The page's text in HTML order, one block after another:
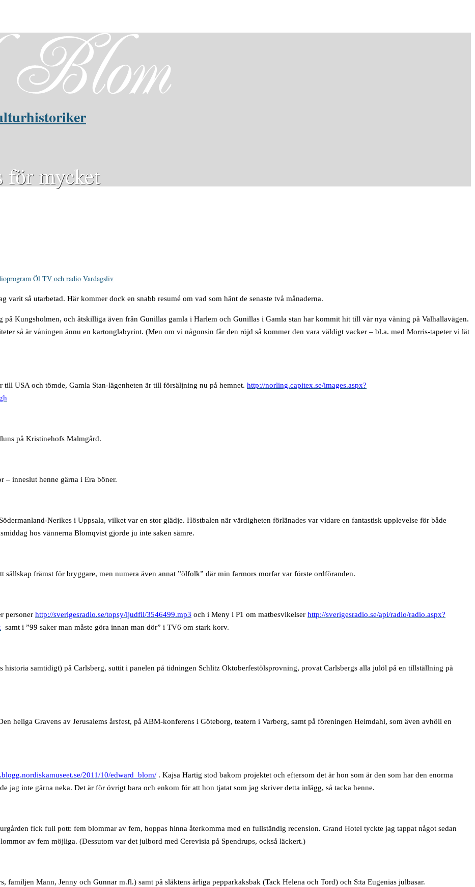
mycket
Öl TV och radio Vardagsliv
så utarbetad. Här kommer dock en snabb resumé om vad som hänt de senaste två månaderna.
Kungsholmen, och åtskilliga även från Gunillas gamla i Harlem och Gunillas i Gamla stan har kommit hit till vår nya våning på Valhallavägen.
så är våningen ännu en kartonglabyrint. (Men om vi någonsin får den röjd så kommer den vara väldigt vacker – bl.a. med Morris-tapeter vi lät
USA och tömde, Gamla Stan-lägenheten är till försäljning nu på hemnet. http://norling.capitex.se/images.aspx?
på Kristinehofs Malmgård.
inneslut henne gärna i Era böner.
Nerikes i Uppsala, vilket var en stor glädje. Höstbalen när värdigheten förlänades var vidare en fantastisk upplevelse för både
hos vännerna Blomqvist gjorde ju inte saken sämre.
främst för bryggare, men numera även annat ”ölfolk” där min farmors morfar var förste ordföranden.
personer http://sverigesradio.se/topsy/ljudfil/3546499.mp3 och i Meny i P1 om matbesvikelser http://sverigesradio.se/api/radio/radio.aspx?
samt i ”99 saker man måste göra innan man dör” i TV6 om stark korv.
samtidigt) på Carlsberg, suttit i panelen på tidningen Schlitz Oktoberfestölsprovning, provat Carlsbergs alla julöl på en tillställning på
heliga Gravens av Jerusalems årsfest, på ABM-konferens i Göteborg, teatern i Varberg, samt på föreningen Heimdahl, som även avhöll en
2011/10/edward_blom/ . Kajsa Hartig stod bakom projektet och eftersom det är hon som är den som har den enorma
jag inte gärna neka. Det är för övrigt bara och enkom för att hon tjatat som jag skriver detta inlägg, så tacka henne.
fick full pott: fem blommar av fem, hoppas hinna återkomma med en fullständig recension. Grand Hotel tyckte jag tappat något sedan
av fem möjliga. (Dessutom var det julbord med Cerevisia på Spendrups, också läckert.)
familjen Mann, Jenny och Gunnar m.fl.) samt på släktens årliga pepparkaksbak (Tack Helena och Tord) och S:ta Eugenias julbasar.